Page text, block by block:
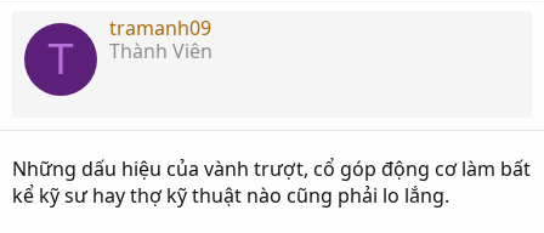
a
s
r
t
g
ử
T
tramanh09
Thành Viên
Những dấu hiệu của vành trượt, cổ góp động cơ làm bất
kể kỹ sư hay thợ kỹ thuật nào cũng phải lo lắng.